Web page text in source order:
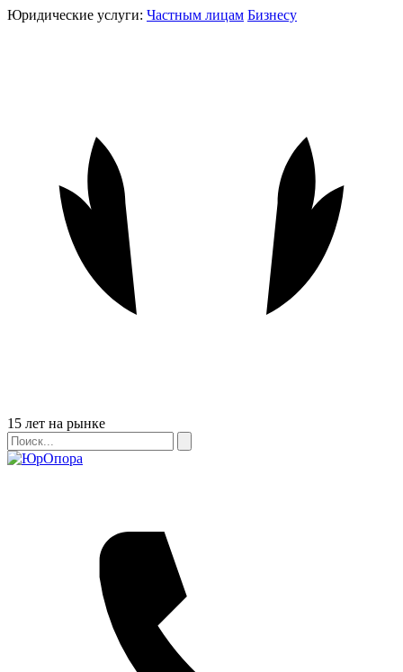
Юридические услуги: Частным лицам Бизнесу
Бейдж
15 лет на рынке
Поиск
Поиск